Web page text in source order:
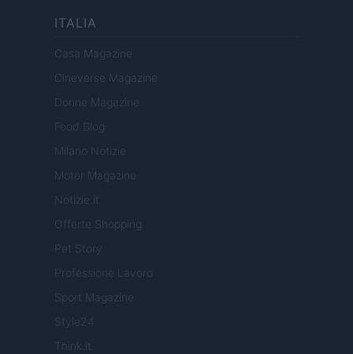
ITALIA
Casa Magazine
Cineverse Magazine
Donne Magazine
Food Blog
Milano Notizie
Motor Magazine
Notizie.it
Offerte Shopping
Pet Story
Professione Lavoro
Sport Magazine
Style24
Think.it